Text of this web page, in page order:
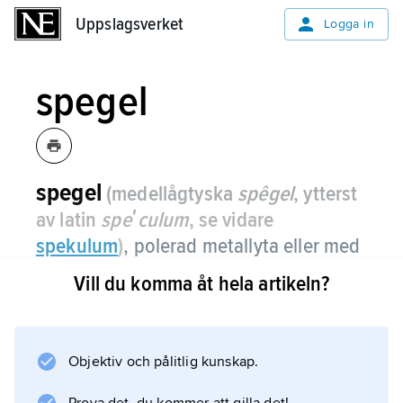
Uppslagsverket Logga in
spegel
spegel (medellågtyska spêgel, ytterst
av latin speʹculum, se vidare
spekulum), polerad metallyta eller med
metallskikt belagd glasyta som
reflekterar ljusstrålar.
krökt yta: konkava med insidan speglande och
Vill du komma åt hela artikeln?
Objektiv och pålitlig kunskap.